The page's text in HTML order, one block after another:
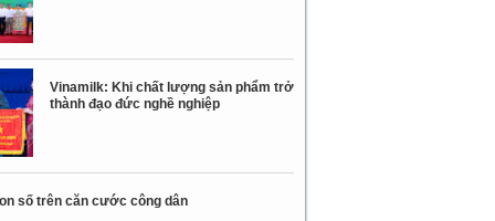
Vinamilk: Khi chất lượng sản phẩm trở
thành đạo đức nghề nghiệp
số trên căn cước công dân